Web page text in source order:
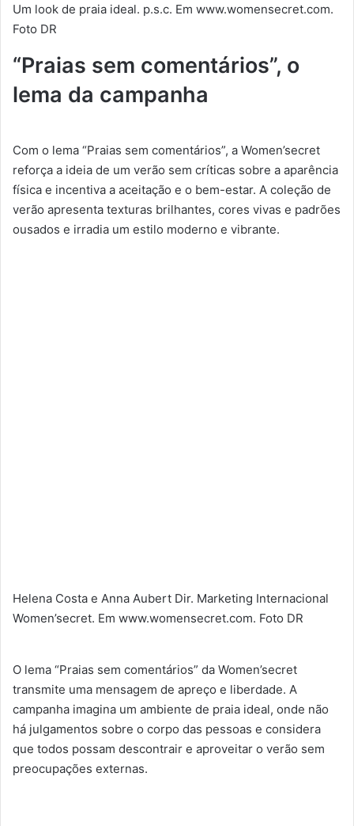
Um look de praia ideal. p.s.c. Em www.womensecret.com.
Foto DR
“Praias sem comentários”, o
lema da campanha
Com o lema “Praias sem comentários”, a Women’secret
reforça a ideia de um verão sem críticas sobre a aparência
física e incentiva a aceitação e o bem-estar. A coleção de
verão apresenta texturas brilhantes, cores vivas e padrões
ousados e irradia um estilo moderno e vibrante.
Helena Costa e Anna Aubert Dir. Marketing Internacional
Women’secret. Em www.womensecret.com. Foto DR
O lema “Praias sem comentários” da Women’secret
transmite uma mensagem de apreço e liberdade. A
campanha imagina um ambiente de praia ideal, onde não
há julgamentos sobre o corpo das pessoas e considera
que todos possam descontrair e aproveitar o verão sem
preocupações externas.